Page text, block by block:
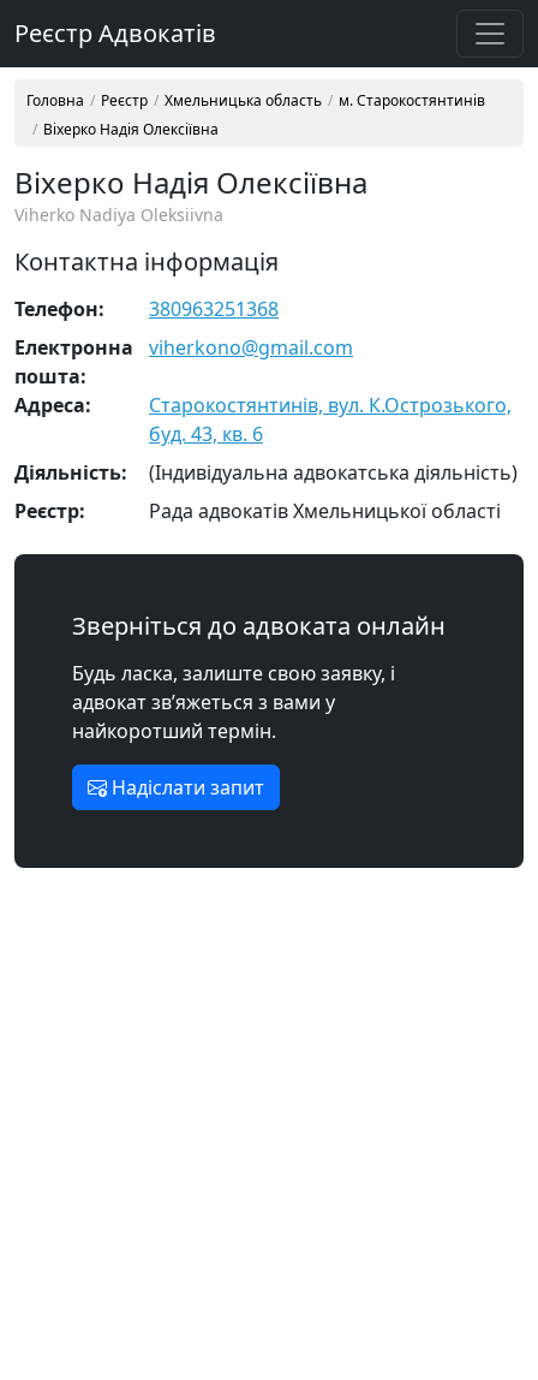
Реєстр Адвокатів
Головна Реєстр Хмельницька область
м. Старокостянтинів
Віхерко Надія Олексіївна
Віхерко Надія Олексіївна
Viherko Nadiya Oleksiivna
Контактна інформація
Телефон:
380963251368
Електронна
пошта:
viherkono@gmail.com
Адреса:
Старокостянтинів, вул. К.Острозького,
буд. 43, кв. 6
Діяльність:
(Індивідуальна адвокатська діяльність)
Реєстр:
Рада адвокатів Хмельницької області
Зверніться до адвоката онлайн
Будь ласка, залиште свою заявку, і
адвокат зв’яжеться з вами у
найкоротший термін.
Надіслати запит